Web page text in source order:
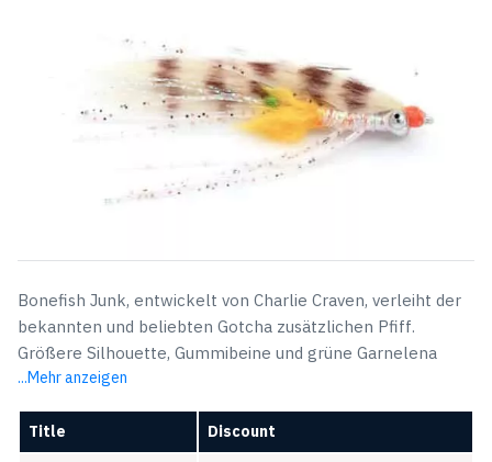
Bonefish Junk, entwickelt von Charlie Craven, verleiht der
bekannten und beliebten Gotcha zusätzlichen Pfiff.
Größere Silhouette, Gummibeine und grüne Garnelena
...Mehr anzeigen
Title Discount